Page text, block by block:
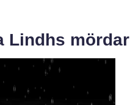
Lindhs